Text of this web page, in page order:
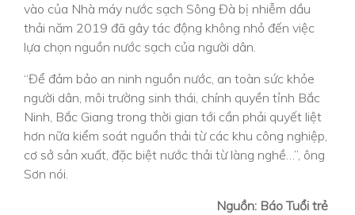
vào của Nhà máy nước sạch Sông Đà bị nhiễm dầu
thải năm 2019 đã gây tác động không nhỏ đến việc
lựa chọn nguồn nước sạch của người dân.
“Để đảm bảo an ninh nguồn nước, an toàn sức khỏe
người dân, môi trường sinh thái, chính quyền tỉnh Bắc
Ninh, Bắc Giang trong thời gian tới cần phải quyết liệt
hơn nữa kiểm soát nguồn thải từ các khu công nghiệp,
cơ sở sản xuất, đặc biệt nước thải từ làng nghề…”, ông
Sơn nói.
Nguồn: Báo Tuổi trẻ